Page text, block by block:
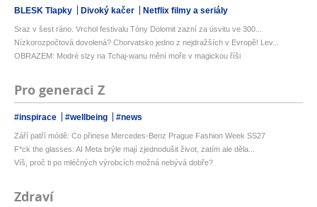
BLESK Tlapky Divoký kačer Netflix filmy a seriály
Sraz v šest ráno. Vrchol festivalu Tóny Dolomit zazní za úsvitu ve 300...
Nízkorozpočtová dovolená? Chorvatsko jedno z nejdražších v Evropě! Lev...
OBRAZEM: Modré slzy na Tchaj-wanu mění moře v magickou říši
Pro generaci Z
#inspirace #wellbeing #news
Září patří módě: Co přinese Mercedes-Benz Prague Fashion Week SS27
F*ck the glasses: AI Meta brýle mají zjednodušit život, zatím ale děla...
Víš, proč ti po mléčných výrobcích možná nebývá dobře?
Zdraví